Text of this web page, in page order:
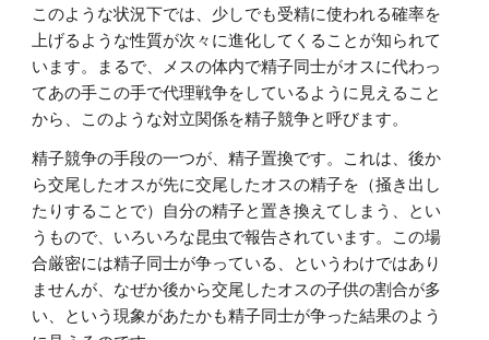
このような状況下では、少しでも受精に使われる確率を
上げるような性質が次々に進化してくることが知られて
います。まるで、メスの体内で精子同士がオスに代わっ
てあの手この手で代理戦争をしているように見えること
から、このような対立関係を精子競争と呼びます。
精子競争の手段の一つが、精子置換です。これは、後か
ら交尾したオスが先に交尾したオスの精子を（掻き出し
たりすることで）自分の精子と置き換えてしまう、とい
うもので、いろいろな昆虫で報告されています。この場
合厳密には精子同士が争っている、というわけではあり
ませんが、なぜか後から交尾したオスの子供の割合が多
い、という現象があたかも精子同士が争った結果のよう